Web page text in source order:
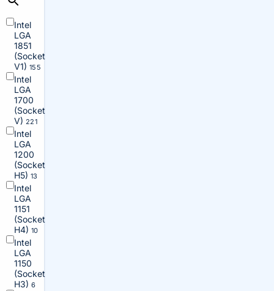
Intel
LGA
1851
(Socket
V1) 155
Intel
LGA
1700
(Socket
V) 221
Intel
LGA
1200
(Socket
H5) 13
Intel
LGA
1151
(Socket
H4) 10
Intel
LGA
1150
(Socket
H3) 6